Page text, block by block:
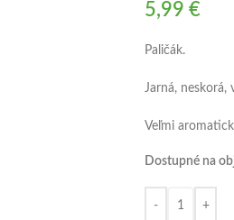
5,99 €
Paličák.
Jarná, neskorá,
Veľmi
Dostupné na